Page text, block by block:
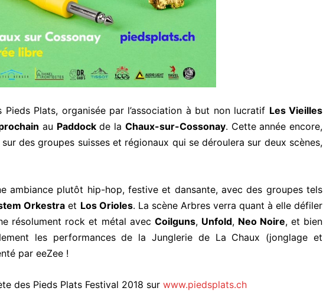
Plats, organisée par l’association à but non lucratif Les Vieilles
au Paddockde la Chaux-sur-Cossonay. Cette année encore,
des groupes suisses et régionaux qui se déroulera sur deux scènes,
ambiance plutôt hip-hop, festive et dansante, avec des groupes tels
Orkestra et Los Orioles. La scène Arbres verra quant à elle défiler
résolument rock et métal avec Coilguns, Unfold, Neo Noire, et bien
les performances de la Junglerie de La Chaux (jonglage et
par eeZee !
des Pieds Plats Festival 2018 sur www.piedsplats.ch